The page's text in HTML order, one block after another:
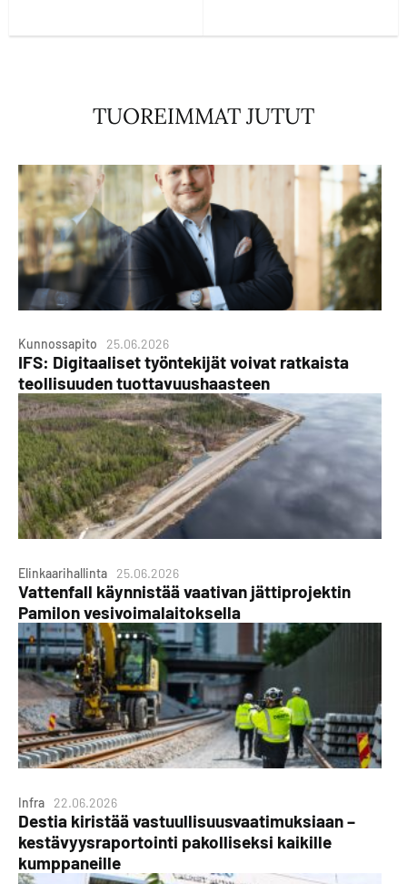
TUOREIMMAT JUTUT
Kunnossapito 25.06.2026
IFS: Digitaaliset työntekijät voivat ratkaista
teollisuuden tuottavuushaasteen
Elinkaarihallinta 25.06.2026
Vattenfall käynnistää vaativan jättiprojektin
Pamilon vesivoimalaitoksella
Infra 22.06.2026
Destia kiristää vastuullisuusvaatimuksiaan –
kestävyysraportointi pakolliseksi kaikille
kumppaneille